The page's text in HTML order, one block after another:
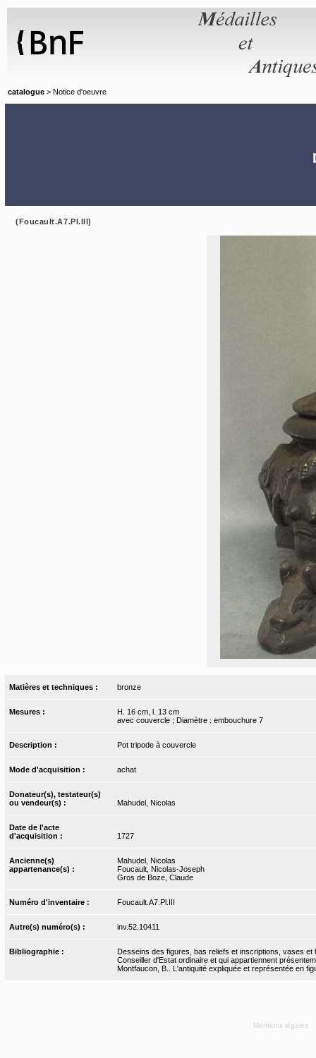
catalogue > Notice d'oeuvre
(Foucault.A7.Pl.III)
Matières et techniques : bronze
Mesures :
H. 16 cm, l. 13 cm
avec couvercle ; Diamètre : embouchure 7
Description : Pot tripode à couvercle
Mode d'acquisition : achat
Donateur(s), testateur(s)
ou vendeur(s) :
Mahudel, Nicolas
Date de l'acte
d'acquisition :
1727
Ancienne(s)
appartenance(s) :
Mahudel, Nicolas
Foucault, Nicolas-Joseph
Gros de Boze, Claude
Numéro d'inventaire : Foucault.A7.Pl.III
Autre(s) numéro(s) : inv.52.10411
Bibliographie :
Desseins des figures, bas reliefs et inscriptions, vases
Conseiller d'Estat ordinaire et qui appartiennent
Montfaucon, B.. L'antiquité expliquée et représentée en
Mentions légales